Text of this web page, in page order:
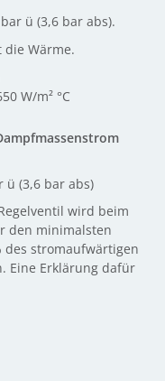
ü (3,6 bar abs).
die Wärme.
W/m² °C
ü (3,6 bar abs)
wird beim
den minimalsten
des stromaufwärtigen
Eine Erklärung dafür